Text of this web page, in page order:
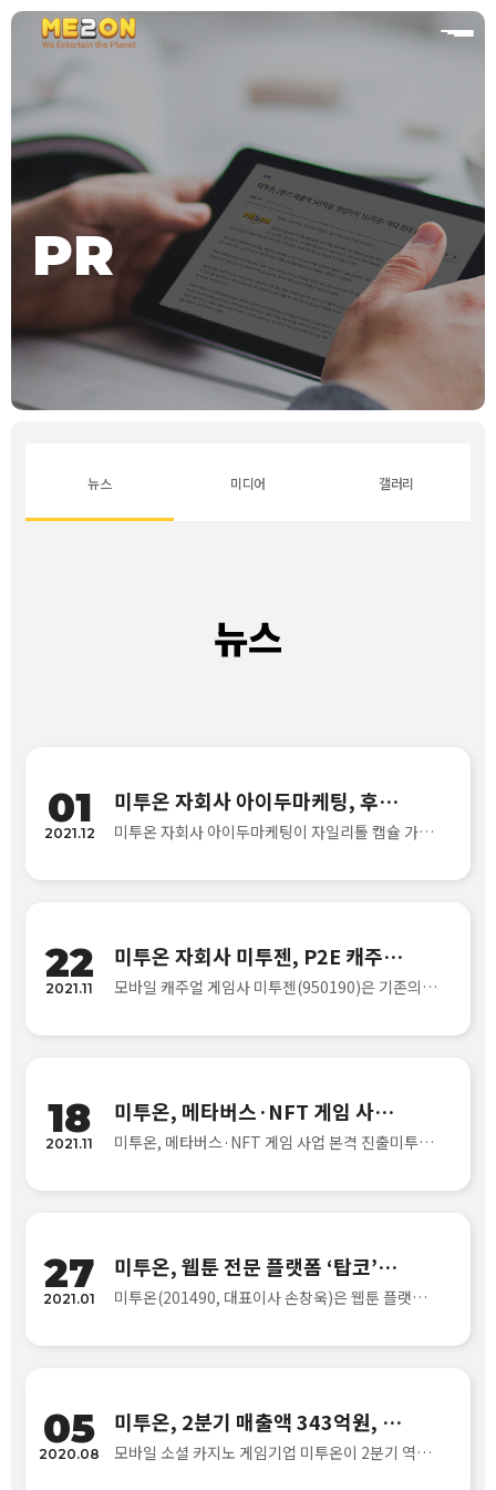
PR
뉴스 미디어 갤러리
뉴스
01
2021.12
미투온 자회사 아이두마케팅, 후레쉬톡톡으로 D2C 시장 진출
미투온 자회사 아이두마케팅이 자일리톨 캡슐 가글 브랜드 ‘후레쉬톡톡(FRESH TOKTOK)’을 런칭하고 자체 플랫폼을 통해 소비자와 직접 거래하는 'D2C'(Direct to Consumer) 시장 진출을 본격화한다고 1일 밝혔다.후레쉬톡톡은 캡슐을 입 안에서 터뜨려..
22
2021.11
미투온 자회사 미투젠, P2E 캐주얼 게임 내년 상반기 출시
모바일 캐주얼 게임사 미투젠(950190)은 기존의 자사 캐주얼 게임을 바탕으로 플레이투언(P2E, Play to Earn) 방식을 적용한 새로운 형식의 캐주얼 게임을 선보이겠다고 22일 밝혔다. P2E 방식의 게임은 게임을 하면서 현금성 수익을 창출할 수 있는 형..
18
2021.11
미투온, 메타버스·NFT 게임 사업 본격 진출
미투온, 메타버스·NFT 게임 사업 본격 진출미투온(201490)은 메타버스와 NFT(대체불가능토큰)를 결합해 블록체인 기반 게임 사업에 본격적으로 진출한다고 18일 밝혔다. 2022년을 목표로 기존 서비스 중인 메타버스 카지노를 업그레이드한 사업 모델을 공개하고, ..
27
2021.01
미투온, 웹툰 전문 플랫폼 ‘탑코’와 업무 협약 체결
미투온(201490, 대표이사 손창욱)은 웹툰 플랫폼 ‘탑툰’을 운영하는 탑코(대표이사 유정석)와 웹툰 IP를 활용한 게임 개발을 위해 전략적 협약을 체결했다고 27일 밝혔다.이번 협약으로 미투온은 탑코와 상호 유대관계를 강화하고 전략적 마케팅 제휴를 통해 미투온 ..
05
2020.08
미투온, 2분기 매출액 343억원, 영업이익 133억원…
모바일 소셜 카지노 게임기업 미투온이 2분기 역대 최대 실적을 달성했다.미투온은 잠정실적 공시를 통해 올해 2분기 연결 재무제표 기준 매출액 343억원, 영업이익 133억원, 당기순이익 91억원을 달성했다고 12일 밝혔다. 전년 동기 대비 매출액은 18.3% 늘었고,..